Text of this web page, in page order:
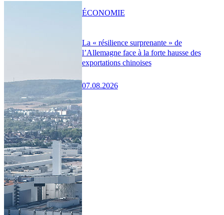
La « résilience surprenante » de
l’Allemagne face à la forte hausse des
exportations chinoises
07.08.2026
ÉCONOMIE